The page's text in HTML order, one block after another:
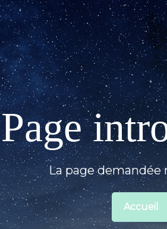
Page
La page demandée
Accueil